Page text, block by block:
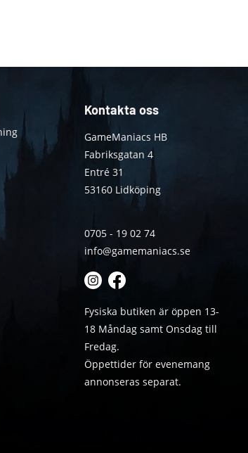
Kontakta oss
GameManiacs HB
Fabriksgatan 4
Entré 31
53160 Lidköping
0705 - 19 02 74
info@gamemaniacs.se
Fysiska butiken är öppen 13-
18 Måndag samt Onsdag till
Fredag.
Öppettider för evenemang
annonseras separat.